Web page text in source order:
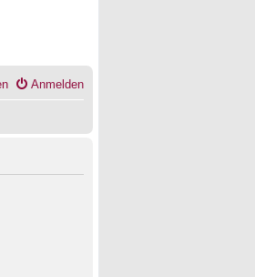
Anmelden